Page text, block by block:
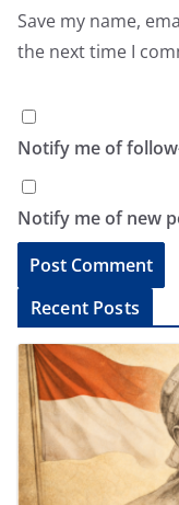
Save my name,
the next time I
Notify me of
Notify me of new
l
a
Recent Posts